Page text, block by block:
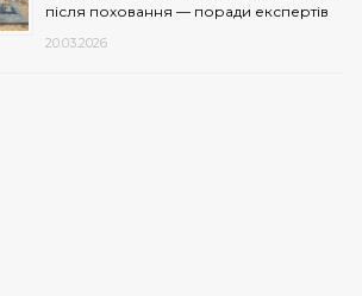
після поховання — поради експертів
20.03.2026